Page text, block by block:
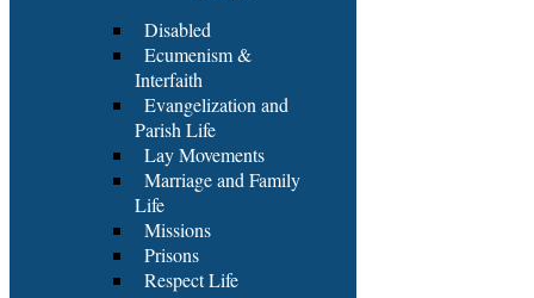
Disabled
Ecumenism &
Interfaith
Evangelization and
Parish Life
Lay Movements
Marriage and Family
Life
Missions
Prisons
Respect Life